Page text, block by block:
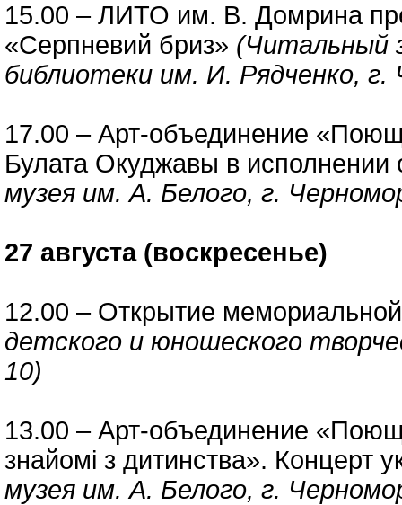
15.00 – ЛИТО им. В. Домрина
«Серпневий бриз» (Читальный
библиотеки им. И. Рядченко,
17.00 – Арт-объединение
Булата Окуджавы в исполнении
музея им. А. Белого, г.
27 августа (воскресенье)
12.00 – Открытие
детского и юношеского
10)
13.00 – Арт-объединение
знайомi з дитинства». Концерт
музея им. А. Белого, г.